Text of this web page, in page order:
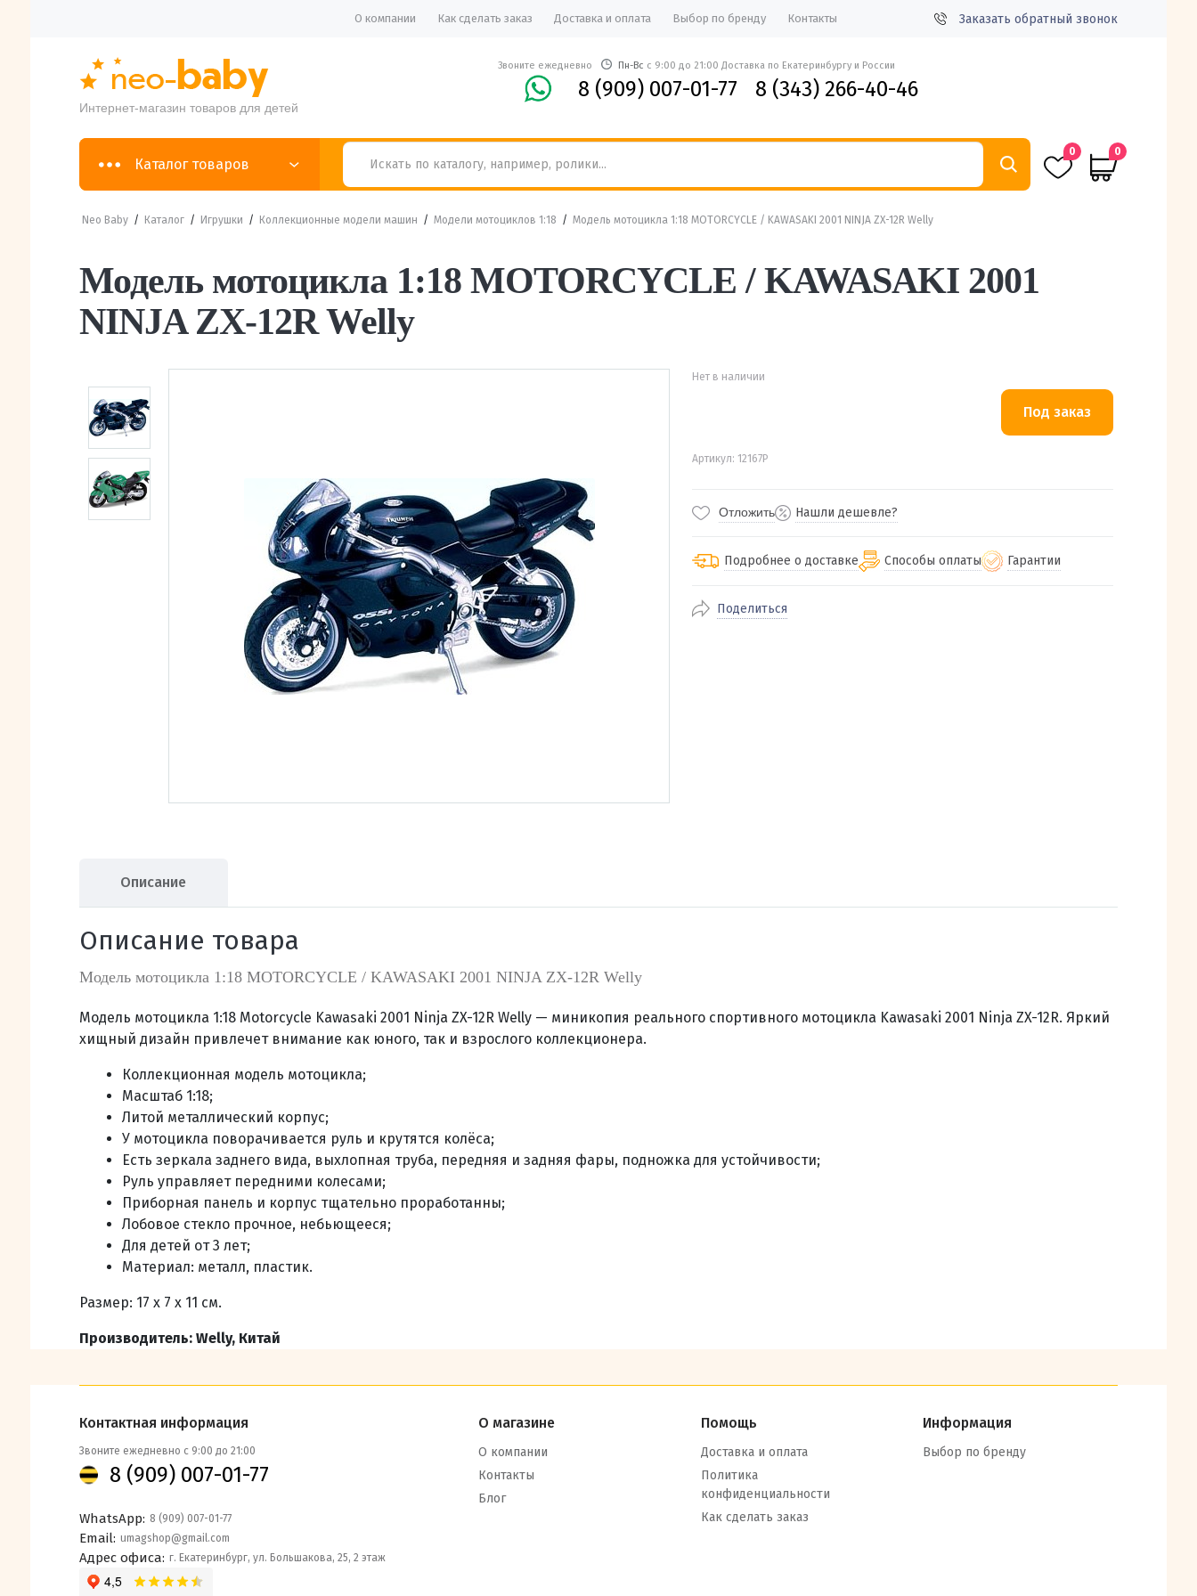
О компании Как сделать заказ Доставка и оплата Выбор по бренду Контакты Заказать обратный звонок
Интернет-магазин товаров для детей
Звоните ежедневно Пн-Вс с 9:00 до 21:00 Доставка по Екатеринбургу и России
8 (909) 007-01-77 8 (343) 266-40-46
Каталог товаров
0 0
Neo Baby/ Каталог/ Игрушки / Коллекционные модели машин / Модели мотоциклов 1:18 / Модель мотоцикла 1:18 MOTORCYCLE / KAWASAKI 2001 NINJA ZX-12R Welly
Модель мотоцикла 1:18 MOTORCYCLE / KAWASAKI 2001
NINJA ZX-12R Welly
Нет в наличии
Артикул: 12167P
Отложить Нашли дешевле?
Подробнее о доставке
По Екатеринбургу бесплатная
Способы оплаты Гарантии
Поделиться
Описание
Описание товара
Модель мотоцикла 1:18 MOTORCYCLE / KAWASAKI 2001 NINJA ZX-12R Welly
Модель мотоцикла 1:18 Motorcycle Kawasaki 2001 Ninja ZX-12R Welly — миникопия реального спортивного мотоцикла Kawasaki 2001 Ninja ZX-12R. Яркий
хищный дизайн привлечет внимание как юного, так и взрослого коллекционера.
Коллекционная модель мотоцикла;
Масштаб 1:18;
Литой металлический корпус;
У мотоцикла поворачивается руль и крутятся колёса;
Есть зеркала заднего вида, выхлопная труба, передняя и задняя фары, подножка для устойчивости;
Руль управляет передними колесами;
Приборная панель и корпус тщательно проработанны;
Лобовое стекло прочное, небьющееся;
Для детей от 3 лет;
Материал: металл, пластик.
Размер: 17 х 7 х 11 см.
Производитель: Welly, Китай
Контактная информация
Звоните ежедневно с 9:00 до 21:00
8 (909) 007-01-77
WhatsApp: 8 (909) 007-01-77
Email: umagshop@gmail.com
Адрес офиса: г. Екатеринбург, ул. Большакова, 25, 2 этаж
О магазине
О компании
Контакты
Блог
Помощь
Доставка и оплата
Политика
конфиденциальности
Как сделать заказ
Информация
Выбор по бренду